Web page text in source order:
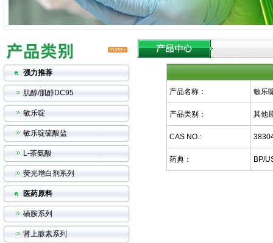
强力推荐
肌醇/肌醇DC95
敏乐啶
敏乐啶硫酸盐
L-茶氨酸
荧光增白剂系列
医药原料
磺胺系列
肾上腺素系列
产品名称： 敏乐
产品类别： 其他
CAS NO.:
药典： BP/